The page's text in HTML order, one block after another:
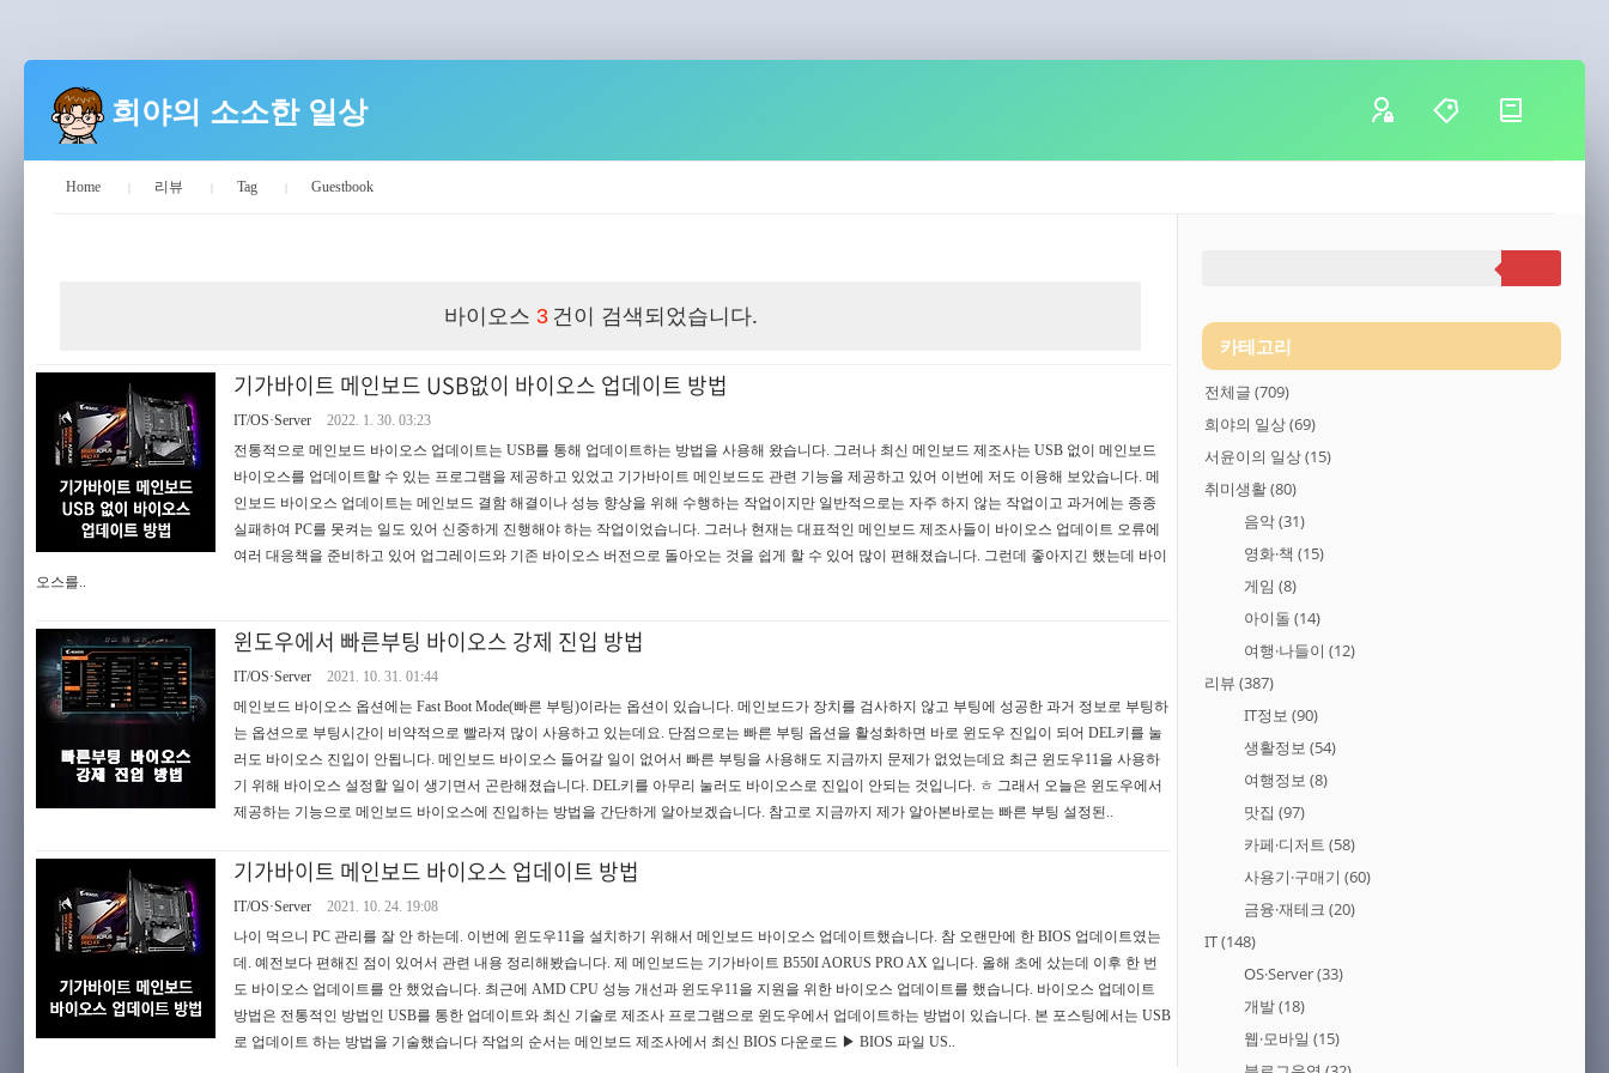
희야의 소소한 일상
Home 리뷰 Tag Guestbook
바이오스 3 건이 검색되었습니다.
기가바이트 메인보드 USB없이 바이오스 업데이트 방법
IT/OS·Server
2022. 1. 30. 03:23
전통적으로 메인보드 바이오스 업데이트는 USB를 통해 업데이트하는 방법을 사용해 왔습니다. 그러나 최신 메인보드 제조사는 USB 없이 메인보드
바이오스를 업데이트할 수 있는 프로그램을 제공하고 있었고 기가바이트 메인보드도 관련 기능을 제공하고 있어 이번에 저도 이용해 보았습니다. 메
인보드 바이오스 업데이트는 메인보드 결함 해결이나 성능 향상을 위해 수행하는 작업이지만 일반적으로는 자주 하지 않는 작업이고 과거에는 종종
실패하여 PC를 못켜는 일도 있어 신중하게 진행해야 하는 작업이었습니다. 그러나 현재는 대표적인 메인보드 제조사들이 바이오스 업데이트 오류에
여러 대응책을 준비하고 있어 업그레이드와 기존 바이오스 버전으로 돌아오는 것을 쉽게 할 수 있어 많이 편해졌습니다. 그런데 좋아지긴 했는데 바이
오스를..
윈도우에서 빠른부팅 바이오스 강제 진입 방법
IT/OS·Server
2021. 10. 31. 01:44
메인보드 바이오스 옵션에는 Fast Boot Mode(빠른 부팅)이라는 옵션이 있습니다. 메인보드가 장치를 검사하지 않고 부팅에 성공한 과거 정보로 부팅하
는 옵션으로 부팅시간이 비약적으로 빨라져 많이 사용하고 있는데요. 단점으로는 빠른 부팅 옵션을 활성화하면 바로 윈도우 진입이 되어 DEL키를 눌
러도 바이오스 진입이 안됩니다. 메인보드 바이오스 들어갈 일이 없어서 빠른 부팅을 사용해도 지금까지 문제가 없었는데요 최근 윈도우11을 사용하
기 위해 바이오스 설정할 일이 생기면서 곤란해졌습니다. DEL키를 아무리 눌러도 바이오스로 진입이 안되는 것입니다. ㅎ 그래서 오늘은 윈도우에서
제공하는 기능으로 메인보드 바이오스에 진입하는 방법을 간단하게 알아보겠습니다. 참고로 지금까지 제가 알아본바로는 빠른 부팅 설정된..
기가바이트 메인보드 바이오스 업데이트 방법
IT/OS·Server
2021. 10. 24. 19:08
나이 먹으니 PC 관리를 잘 안 하는데. 이번에 윈도우11을 설치하기 위해서 메인보드 바이오스 업데이트했습니다. 참 오랜만에 한 BIOS 업데이트였는
데. 예전보다 편해진 점이 있어서 관련 내용 정리해봤습니다. 제 메인보드는 기가바이트 B550I AORUS PRO AX 입니다. 올해 초에 샀는데 이후 한 번
도 바이오스 업데이트를 안 했었습니다. 최근에 AMD CPU 성능 개선과 윈도우11을 지원을 위한 바이오스 업데이트를 했습니다. 바이오스 업데이트
방법은 전통적인 방법인 USB를 통한 업데이트와 최신 기술로 제조사 프로그램으로 윈도우에서 업데이트하는 방법이 있습니다. 본 포스팅에서는 USB
로 업데이트 하는 방법을 기술했습니다 작업의 순서는 메인보드 제조사에서 최신 BIOS 다운로드 ▶ BIOS 파일 US..
카테고리
전체글 (709)
희야의 일상(69)
서윤이의 일상(15)
취미생활(80)
음악(31)
영화·책 (15)
게임 (8)
아이돌 (14)
여행·나들이 (12)
리뷰 (387)
IT정보 (90)
생활정보 (54)
여행정보 (8)
맛집 (97)
카페·디저트 (58)
사용기·구매기 (60)
금융·재테크 (20)
IT(148)
OS·Server(33)
개발(18)
웹·모바일 (15)